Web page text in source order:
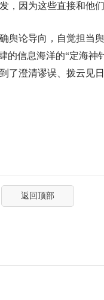
，因为这些直接和他们
论导向，自觉担当舆
的信息海洋的“定海神
了澄清谬误、拨云见日
返回顶部